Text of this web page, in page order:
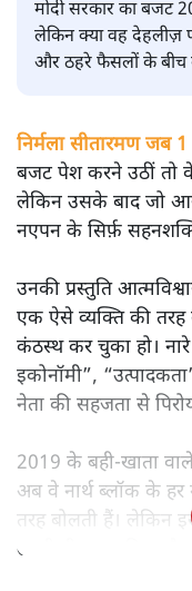
मोदी सरकार का बजट
और ठहरे फैसलों के बीच
बजट पेश करने उठीं तो
लेकिन उसके बाद जो
नएपन के सिर्फ़